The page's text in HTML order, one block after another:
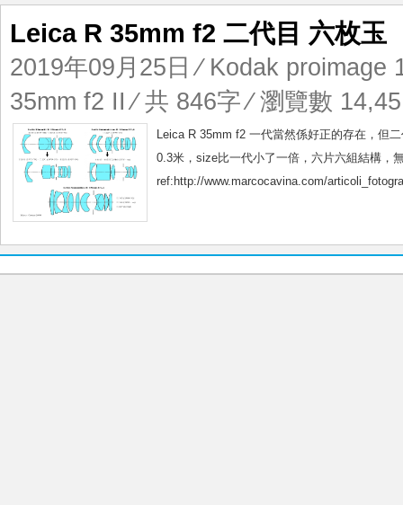
Leica R 35mm f2 二代目 六枚玉
2019年09月25日 ⁄ Kodak proimage
35mm f2 II⁄ 共 846字 ⁄ 瀏覽數
Leica R 35mm f2 一代當然係好正的存在，但
0.3米，size比一代小了一倍，六片六組結構
ref:http://www.marcocavina.com/